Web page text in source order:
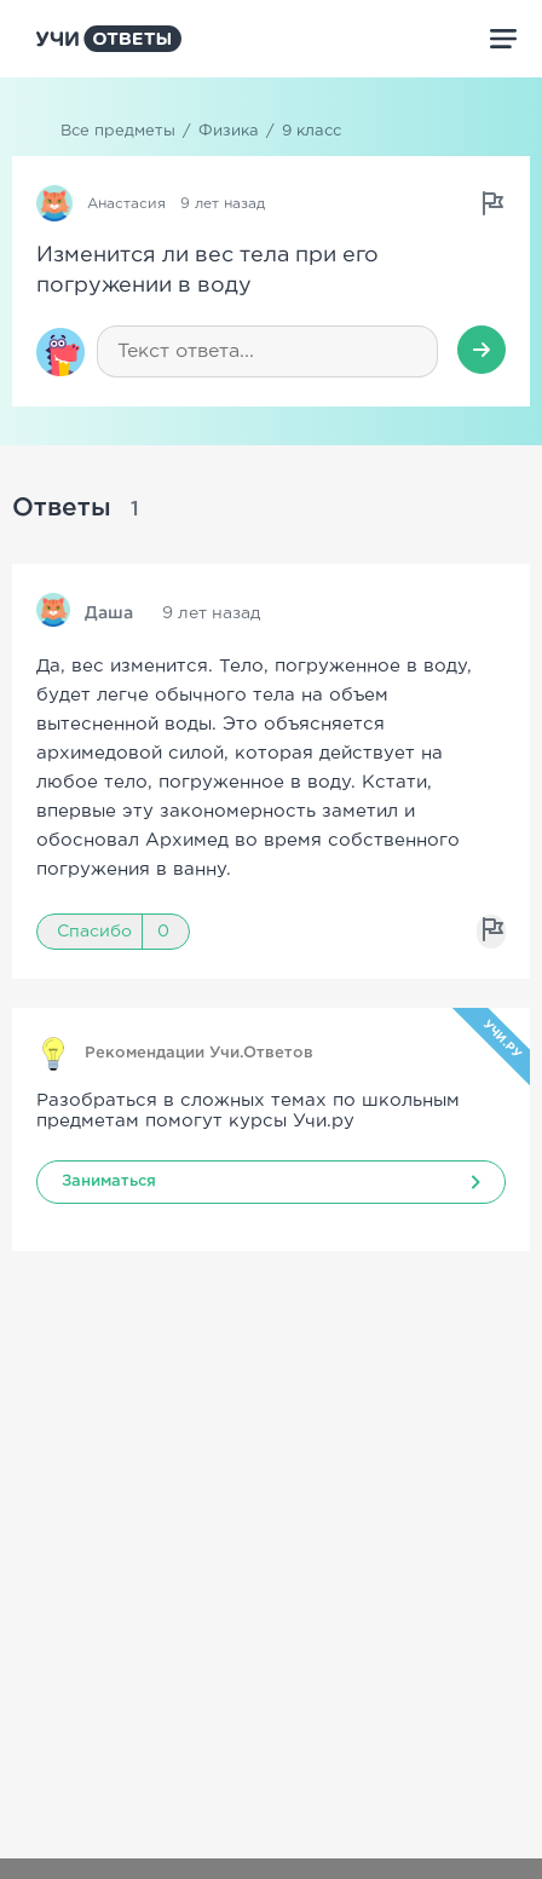
Все предметы / Физика / 9 класс
Анастасия 9 лет назад
Изменится ли вес тела при его
погружении в воду
Ответы 1
Даша 9 лет назад
Да, вес изменится. Тело, погруженное в воду,
будет легче обычного тела на объем
вытесненной воды. Это объясняется
архимедовой силой, которая действует на
любое тело, погруженное в воду. Кстати,
впервые эту закономерность заметил и
обосновал Архимед во время собственного
погружения в ванну.
Спасибо 0
Рекомендации Учи.Ответов УЧИ.РУ
Разобраться в сложных темах по школьным
предметам помогут курсы Учи.ру
Заниматься